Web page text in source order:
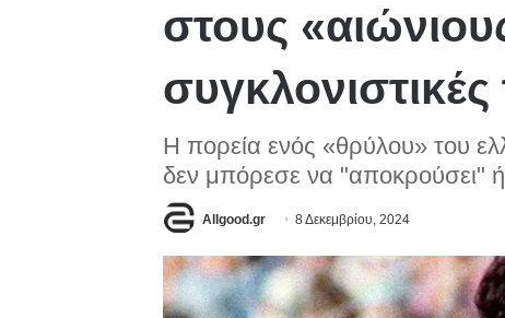
στους
Η πορεία ενός «θρύλου» του
δεν μπόρεσε να "αποκρούσει"
Allgood.gr 8 Δεκεμβρίου, 2024